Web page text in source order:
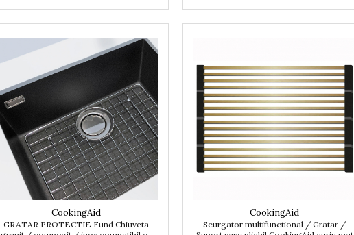
CookingAid
GRATAR PROTECTIE Fund Chiuveta
CookingAid
Scurgator multifunctional / Gratar /